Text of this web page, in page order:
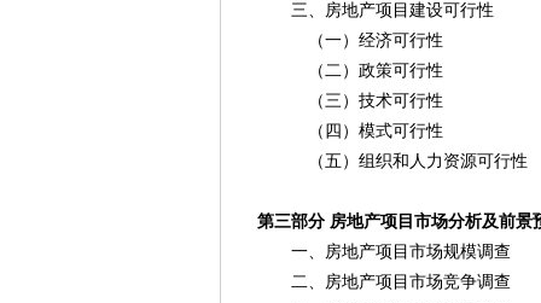
三、房地产项目建设可行性
（一）经济可行性
（二）政策可行性
（三）技术可行性
（四）模式可行性
（五）组织和人力资源可行性
第三部分 房地产项目市场分析及前景
一、房地产项目市场规模调查
二、房地产项目市场竞争调查